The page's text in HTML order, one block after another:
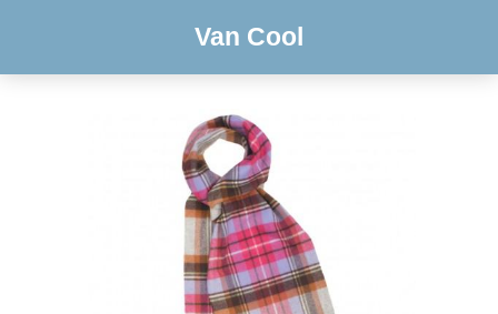
Van Cool